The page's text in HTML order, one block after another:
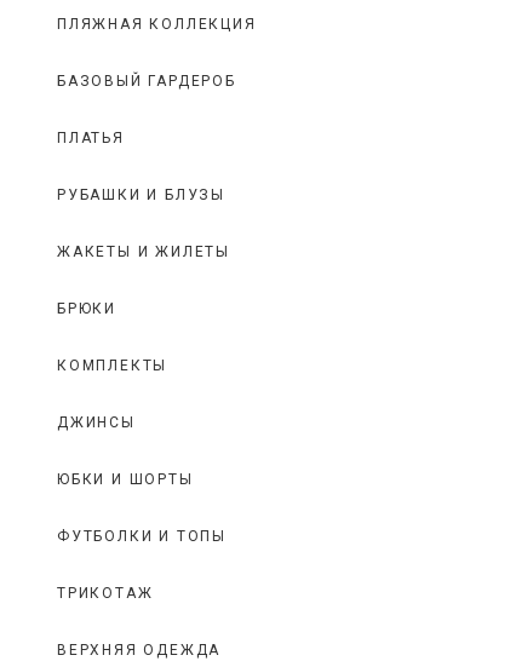
ПЛЯЖНАЯ КОЛЛЕКЦИЯ
БАЗОВЫЙ ГАРДЕРОБ
ПЛАТЬЯ
РУБАШКИ И БЛУЗЫ
ЖАКЕТЫ И ЖИЛЕТЫ
БРЮКИ
КОМПЛЕКТЫ
ДЖИНСЫ
ЮБКИ И ШОРТЫ
ФУТБОЛКИ И ТОПЫ
ТРИКОТАЖ
ВЕРХНЯЯ ОДЕЖДА